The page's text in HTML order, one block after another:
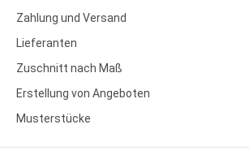
Zahlung und Versand
Lieferanten
Zuschnitt nach Maß
Erstellung von Angeboten
Musterstücke